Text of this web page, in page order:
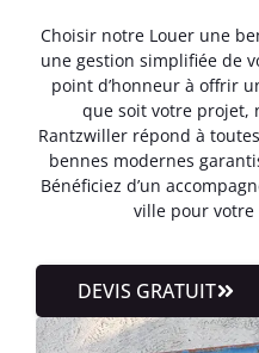
Choisir notre Louer une
une gestion simplifiée de
point d’honneur à offrir
que soit votre projet,
Rantzwiller répond à
bennes modernes
Bénéficiez d’un
ville pour votre
DEVIS GRATUIT